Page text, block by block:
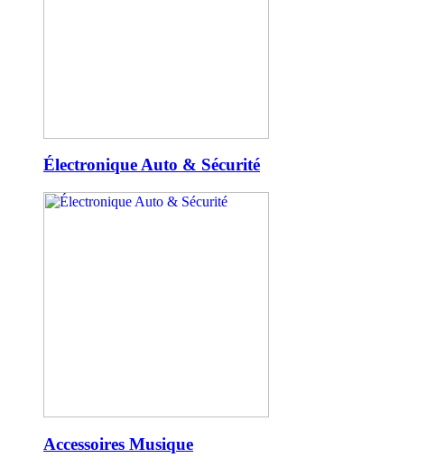
Électronique Auto & Sécurité
Accessoires Musique